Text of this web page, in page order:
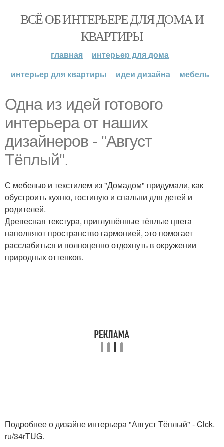
ВСЁ ОБ ИНТЕРЬЕРЕ ДЛЯ ДОМА И
КВАРТИРЫ
главная
интерьер для дома
интерьер для квартиры
идеи дизайна мебель
Одна из идей готового
интерьера от наших
дизайнеров - "Август
Тёплый".
С мебелью и текстилем из "Домадом" придумали, как
обустроить кухню, гостиную и спальни для детей и
родителей.
Древесная текстура, приглушённые тёплые цвета
наполняют пространство гармонией, это помогает
расслабиться и полноценно отдохнуть в окружении
природных оттенков.
Подробнее о дизайне интерьера "Август Тёплый" - Clck.
ru/34rTUG.